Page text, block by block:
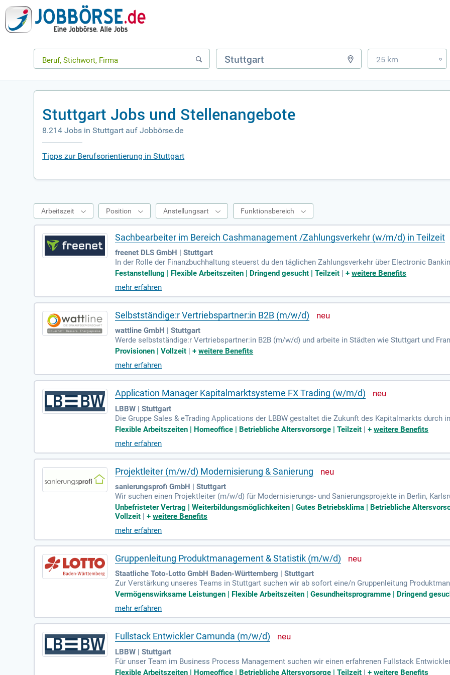
25 km »
Stuttgart Jobs und Stellenangebote
8.214 Jobs in Stuttgart auf Jobbörse.de
Tipps zur Berufsorientierung in Stuttgart
Arbeitszeit Position Anstellungsart Funktionsbereich
Sachbearbeiter im Bereich Cashmanagement /Zahlungsverkehr (w/m/d) in Teilzeit
freenet DLS GmbH | Stuttgart
In der Rolle der Finanzbuchhaltung steuerst du den täglichen Zahlungsverkehr über Electronic
urch. Du kümmerst dich um Monatsabschlüsse, einschließlich Zinsabgrenzungen von
ion von Bankthemen wie Vollmachten und Bürgschaften. Unsere Benefits umfassen mobiles
und einen Zuschuss zum Deutschland-Ticket. Du bringst eine abgeschlossene kaufmännische
tnisse mit. Mit flexiblen Arbeitszeiten und einem routinierten Umgang mit MS Office und SAP-FI
Festanstellung | Flexible Arbeitszeiten | Dringend gesucht | Teilzeit |+weitere Benefits
mehr erfahren
Selbstständige:r Vertriebspartner:in B2B (m/w/d)
wattline GmbH | Stuttgart
Werde selbstständige:r Vertriebspartner:in B2B (m/w/d) und arbeite in Städten wie Stuttgart und
egionale und mittelständische Unternehmen für unsere Einkaufsgemeinschaft zu gewinnen. Du
n sind von Vorteil. Zudem bringst du Verkaufstalent, Verhandlungsgeschick und
ig arbeitest, freuen wir uns auf deine Bewerbung für eine eigenständige Tätigkeit!
Provisionen | Vollzeit |+weitere Benefits
mehr erfahren
Application Manager Kapitalmarktsysteme FX Trading (w/m/d)
LBBW | Stuttgart
Die Gruppe Sales & eTrading Applications der LBBW gestaltet die Zukunft des Kapitalmarkts durch
bindet Kapitalmarktgeschäft, IT und Regulatorik mit einem klaren Fokus auf die Bedürfnisse der
pitalmarkt und digitale Handelsprozesse stehen im Mittelpunkt unserer Expertise. Als
bile Systeme und effiziente Prozesse. Unsere enge Zusammenarbeit fördert zukunftsfähige
in Erfahrungen und Perspektiven bereichert das Team und stärkt unseren Erfolg im dynamischen
Flexible Arbeitszeiten | Homeoffice | Betriebliche Altersvorsorge | Teilzeit |+weitere Benefits
mehr erfahren
Projektleiter (m/w/d) Modernisierung & Sanierung
sanierungsprofi GmbH | Stuttgart
Wir suchen einen Projektleiter (m/w/d) für Modernisierungs- und Sanierungsprojekte in Berlin,
ie mehrere Sanierungsprojekte im Wohnungsbau und führen Bauleiter sowie Qualitätsmanager
g und sind der zentrale Ansprechpartner für unsere Auftraggeber. Ein abgeschlossenes Studium im
privaten Nutzung. Wenn Sie Durchsetzungsvermögen und Begeisterung für Führungsaufgaben
Unbefristeter Vertrag | Weiterbildungsmöglichkeiten | Gutes Betriebsklima | Betriebliche
Vollzeit |+weitere Benefits
mehr erfahren
Gruppenleitung Produktmanagement & Statistik (m/w/d)
Staatliche Toto-Lotto GmbH Baden-Württemberg | Stuttgart
Zur Verstärkung unseres Teams in Stuttgart suchen wir ab sofort eine/n Gruppenleitung
lüsselposition übernehmen Sie die fachliche und disziplinarische Führung sowie die zielgerichtete
n. Zudem verantworten Sie die datengestützte Analyse und Steuerung der Produktmanagement-
liefern wichtige Handlungsempfehlungen für Unternehmensentscheidungen. Werden Sie Teil eines
Vermögenswirksame Leistungen | Flexible Arbeitszeiten | Gesundheitsprogramme | Dringend
mehr erfahren
Fullstack Entwickler Camunda (m/w/d)
LBBW | Stuttgart
Für unser Team im Business Process Management suchen wir einen erfahrenen Fullstack
antwortung für die technischen Eigenschaften und den langfristigen Erfolg dieser Plattform. In
Flexible Arbeitszeiten | Homeoffice | Betriebliche Altersvorsorge | Teilzeit |+weitere Benefits